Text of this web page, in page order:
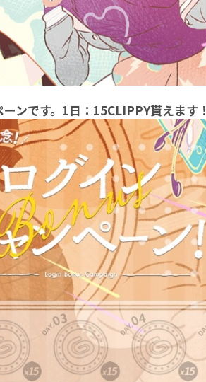
ンです。1日：15CLIPPY貰えます！